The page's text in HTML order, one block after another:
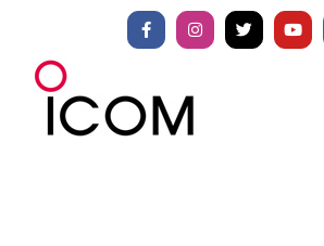
springen
FacebookInstagram
X